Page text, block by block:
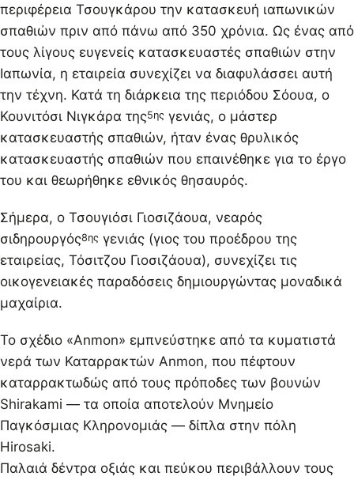
περιφέρεια Τσουγκάρου την κατασκευή ιαπωνικών
σπαθιών πριν από πάνω από 350 χρόνια. Ως ένας από
τους λίγους ευγενείς κατασκευαστές σπαθιών στην
Ιαπωνία, η εταιρεία συνεχίζει να διαφυλάσσει αυτή
την τέχνη. Κατά τη διάρκεια της περιόδου Σόουα, ο
Κουνιτόσι Νιγκάρα της5ης γενιάς, ο μάστερ
κατασκευαστής σπαθιών, ήταν ένας θρυλικός
κατασκευαστής σπαθιών που επαινέθηκε για το έργο
του και θεωρήθηκε εθνικός θησαυρός.
Σήμερα, ο Τσουγιόσι Γιοσιζάουα, νεαρός
σιδηρουργός8ης γενιάς (γιος του προέδρου της
εταιρείας, Τόσιτζου Γιοσιζάουα), συνεχίζει τις
οικογενειακές παραδόσεις δημιουργώντας μοναδικά
μαχαίρια.
Το σχέδιο «Anmon» εμπνεύστηκε από τα κυματιστά
νερά των Καταρρακτών Anmon, που πέφτουν
καταρρακτωδώς από τους πρόποδες των βουνών
Shirakami — τα οποία αποτελούν Μνημείο
Παγκόσμιας Κληρονομιάς — δίπλα στην πόλη
Hirosaki.
Παλαιά δέντρα οξιάς και πεύκου περιβάλλουν τους